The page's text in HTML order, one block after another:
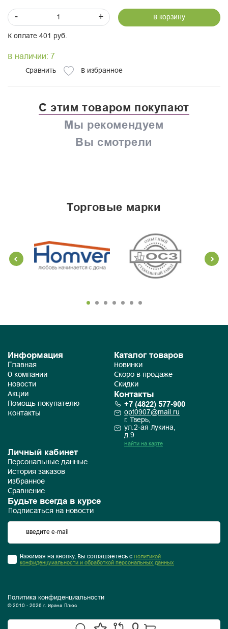
- + В корзину
К оплате 401 руб.
В наличии: 7
Сравнить В избранное
С этим товаром покупают
Мы рекомендуем
Вы смотрели
торговые марки
Информация
Главная
О компании
Новости
Акции
Помощь покупателю
Контакты
Каталог товаров
Новинки
Скоро в продаже
Скидки
Контакты
+7 (4822) 577-900
opt0907@mail.ru
г. Тверь,
ул.2-ая Лукина,
д.9
Найти на карте
Личный кабинет
Персональные данные
История заказов
Избранное
Сравнение
Будьте всегда в курсе
Подписаться на новости
Нажимая на кнопку, Вы соглашаетесь с Политикой
конфиденцуиальности и обработкой персональных данных
Политика конфиденциальности
© 2010 - 2026 г. Ирэна Плюс